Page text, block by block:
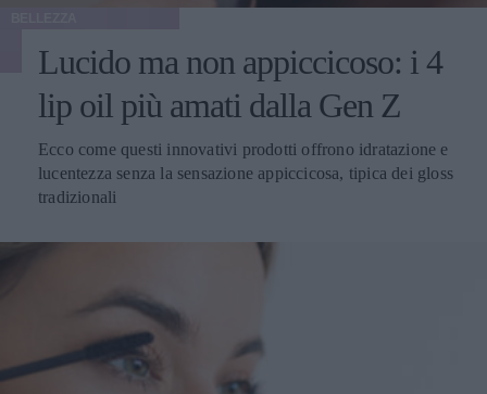
Lucido ma non appiccicoso: i 4
lip oil più amati dalla Gen Z
Ecco come questi innovativi prodotti offrono idratazione e
lucentezza senza la sensazione appiccicosa, tipica dei gloss
tradizionali